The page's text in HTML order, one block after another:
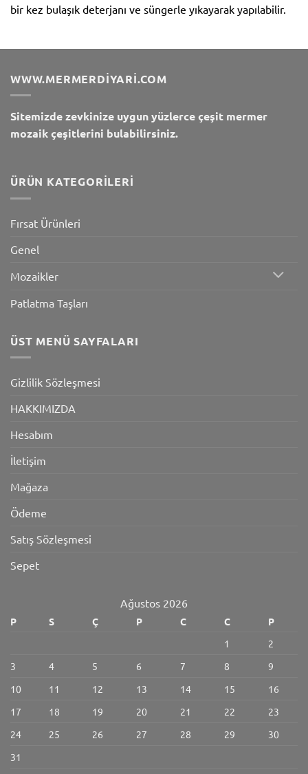
bir kez bulaşık deterjanı ve süngerle yıkayarak yapılabilir.
WWW.MERMERDIYARI.COM
Sitemizde zevkinize uygun yüzlerce çeşit mermer
mozaik çeşitlerini bulabilirsiniz.
ÜRÜN KATEGORILERI
Fırsat Ürünleri
Genel
Mozaikler
Patlatma Taşları
ÜST MENÜ SAYFALARI
Gizlilik Sözleşmesi
HAKKIMIZDA
Hesabım
İletişim
Mağaza
Ödeme
Satış Sözleşmesi
Sepet
Ağustos 2026
P S Ç P C C
P
1
2
3
4 5 6 7 8
9
10
11 12 13 14 15
16
17
18 19 20 21 22
23
24
25 26 27 28 29
30
31